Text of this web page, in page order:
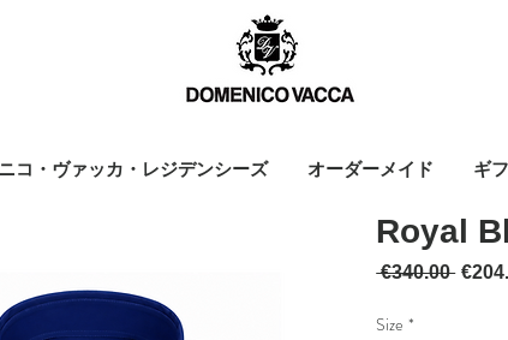
コ・ヴァッカ・レジデンシーズ オーダーメイド ギ
Royal
€340.00 通常
Size *